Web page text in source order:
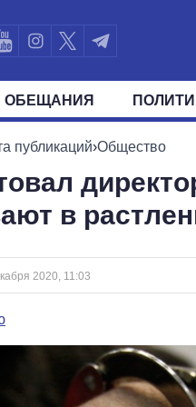
ОБЕЩАНИЯ
ПОЛИТИКИ ПРЕЗИДЕНТ И
публикаций›Общество
в
2020, 11:03